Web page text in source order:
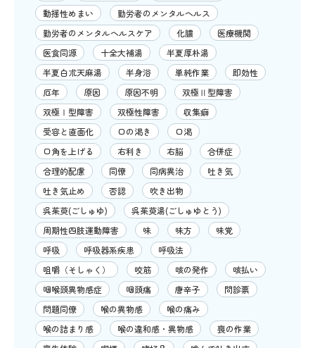
動揺性めまい
勤労者のメンタルヘルス
勤労者のメンタルヘルスケア
化膿
医療機関
医食同源
十全大補湯
半夏厚朴湯
半夏白朮天麻湯
半身浴 単純作業
即効性
厄年
原因 原因不明
双極Ⅱ型障害
双極Ⅰ型障害
双極性障害
収集癖
受容と直面化
口の渇き
口渇
口角を上げる
右利き 右脳
合併症
合理的配慮
同僚 同病異治
吐き気
吐き気止め
否認
吹き出物
呉茱萸(ごしゅゆ)
呉茱萸湯(ごしゅゆとう)
周期性四肢運動障害
味 味方
味覚
呼吸
呼吸器系疾患
呼吸法
咀嚼（そしゃく）
咬筋 咳の発作
咳払い
咽喉頭異物感症
咽頭痛 唐辛子
問診票
問題同僚
喉の異物感
喉の痛み
喉の詰まり感
喉の違和感・異物感
喪の作業